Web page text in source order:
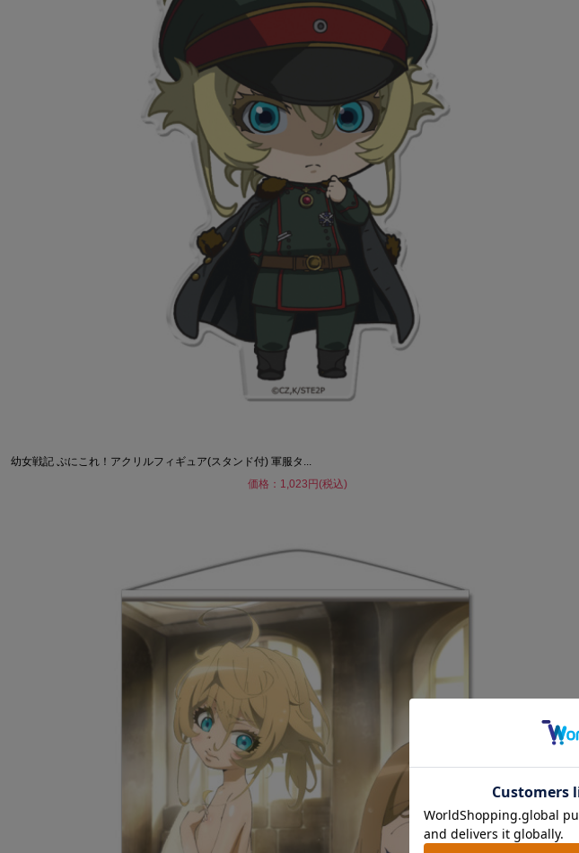
幼女戦記 ぷにこれ！アクリルフィギュア(スタンド付) 軍服タ...
価格：1,023円(税込)